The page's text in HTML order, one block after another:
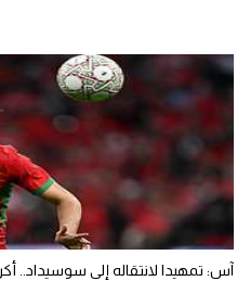
آس: تمهيدا لانتقاله إلى سوسيداد..